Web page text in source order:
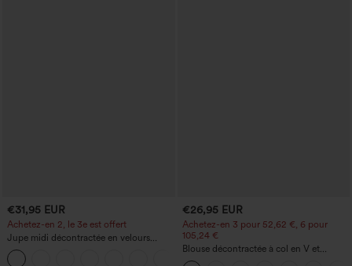
€31,95 EUR
Achetez-en 2, le 3e est offert
Jupe midi décontractée en velours
côtelé, taille mi-haute, poches avant
latérales à rabat
€26,95 EUR
Achetez-en 3 pour 52,62 €, 6 pour
105,24 €
Blouse décontractée à col en V et
manches courtes bouffantes